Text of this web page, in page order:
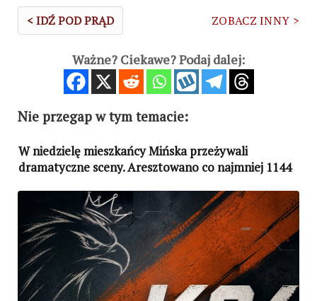
< IDŹ POD PRĄD ZOBACZ INNY >
Ważne? Ciekawe? Podaj dalej:
Nie przegap w tym temacie:
W niedzielę mieszkańcy Mińska przeżywali
dramatyczne sceny. Aresztowano co najmniej 1144